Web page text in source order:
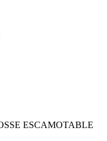
ESCAMOTABLE